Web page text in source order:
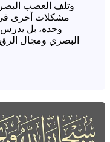
وتلف العصب
مشكلات أخرى في
وحده، بل يدرس
البصري ومجال